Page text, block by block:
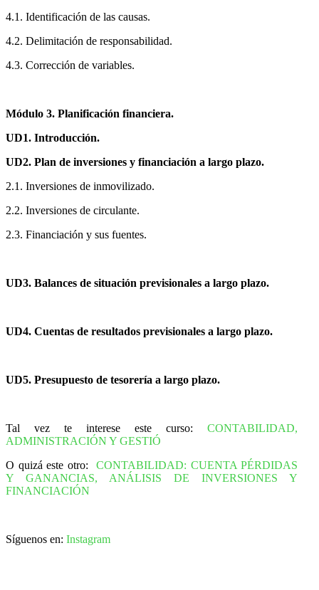
4.1. Identificación de las causas.
4.2. Delimitación de responsabilidad.
4.3. Corrección de variables.
Módulo 3. Planificación financiera.
UD1. Introducción.
UD2. Plan de inversiones y financiación a largo plazo.
2.1. Inversiones de inmovilizado.
2.2. Inversiones de circulante.
2.3. Financiación y sus fuentes.
UD3. Balances de situación previsionales a largo plazo.
UD4. Cuentas de resultados previsionales a largo plazo.
UD5. Presupuesto de tesorería a largo plazo.
Tal vez te interese este curso:CONTABILIDAD,
ADMINISTRACIÓN Y GESTIÓ
O quizá este otro:CONTABILIDAD: CUENTA PÉRDIDAS
Y GANANCIAS, ANÁLISIS DE INVERSIONES Y
FINANCIACIÓN
Síguenos en: Instagram